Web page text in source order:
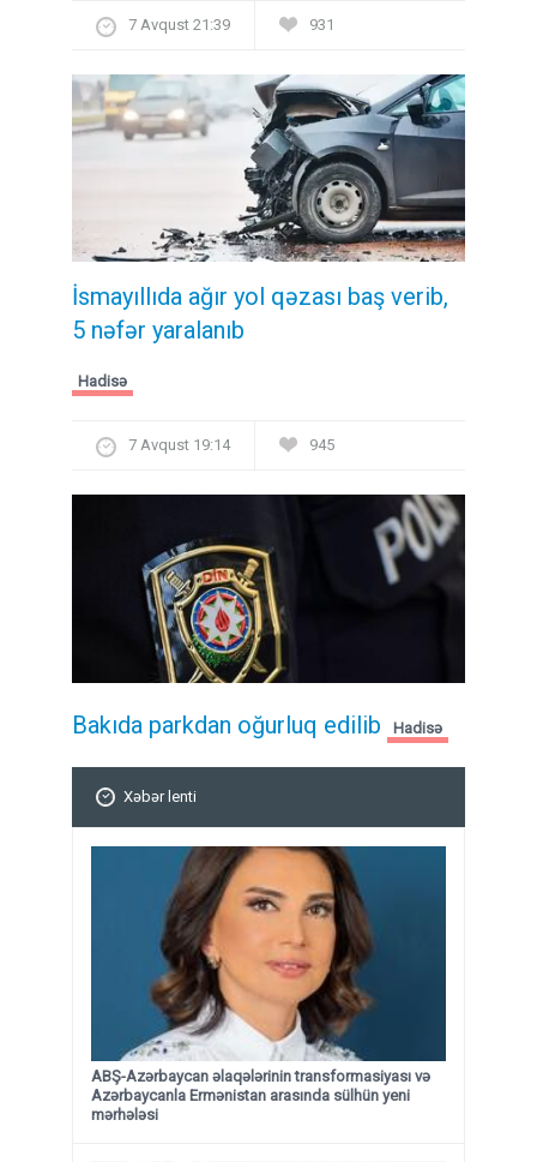
7 Avqust 21:39 931
İsmayıllıda ağır yol qəzası baş verib,
5 nəfər yaralanıb
Hadisə
7 Avqust 19:14 945
Bakıda parkdan oğurluq edilib Hadisə
Xəbər lenti
ABŞ-Azərbaycan əlaqələrinin transformasiyası və
Azərbaycanla Ermənistan arasında sülhün yeni
mərhələsi